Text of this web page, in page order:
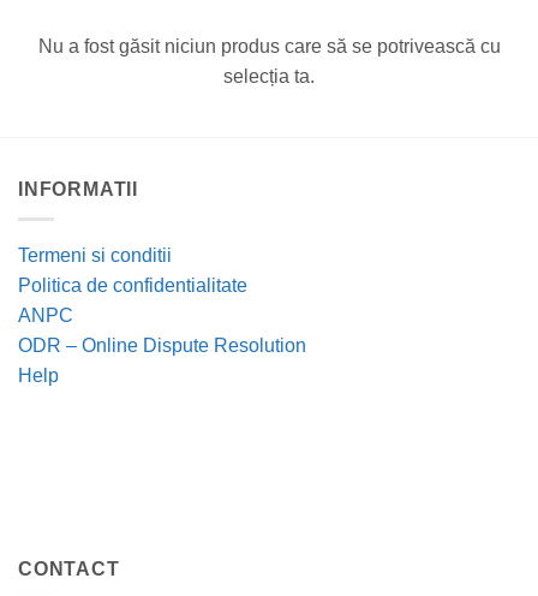
Nu a fost găsit niciun produs care să se potrivească cu
selecția ta.
INFORMATII
Termeni si conditii
Politica de confidentialitate
ANPC
ODR – Online Dispute Resolution
Help
CONTACT